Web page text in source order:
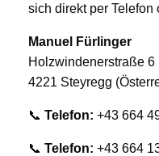
sich direkt per Telefon
Manuel Fürlinger
Holzwindenerstraße 6
4221 Steyregg
📞 Telefon: +43 664
📞 Telefon: +43 664